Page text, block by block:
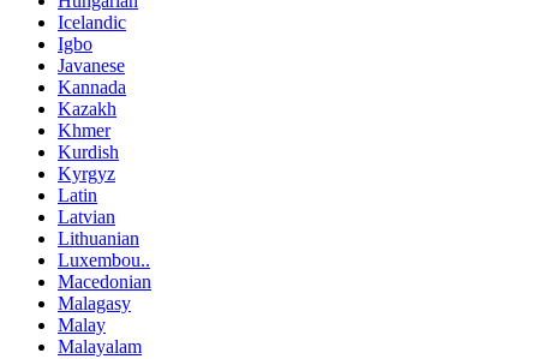
Icelandic
Igbo
Javanese
Kannada
Kazakh
Khmer
Kurdish
Kyrgyz
Latin
Latvian
Lithuanian
Luxembou..
Macedonian
Malagasy
Malay
Malayalam